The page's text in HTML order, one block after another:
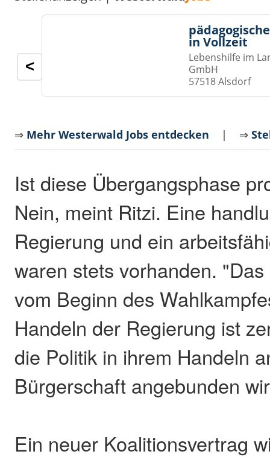
in Vollzeit
Lebenshilfe im
GmbH
57518 Alsdorf
<
⇒ Mehr Westerwald Jobs entdecken | ⇒
Ist diese Übergangsphase
Nein, meint Ritzi. Eine
Regierung und ein
waren stets vorhanden.
vom Beginn des
Handeln der Regierung ist
die Politik in ihrem Handeln
Bürgerschaft angebunden
Ein neuer Koalitionsvertrag